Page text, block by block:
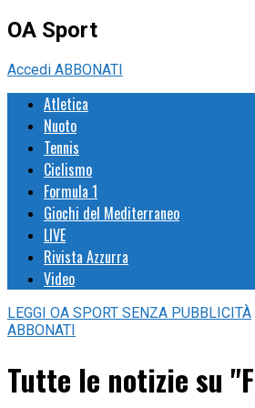
OA Sport
Accedi ABBONATI
Atletica
Nuoto
Tennis
Ciclismo
Formula 1
Giochi del Mediterraneo
LIVE
Rivista Azzurra
Video
LEGGI OA SPORT SENZA PUBBLICITÀ
ABBONATI
Tutte le notizie su